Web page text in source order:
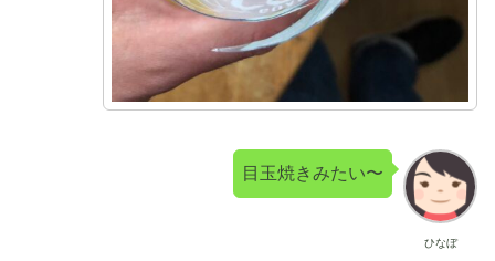
ひなぼ
目玉焼きみたい〜